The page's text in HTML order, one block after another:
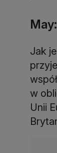
Jak
w
Unii